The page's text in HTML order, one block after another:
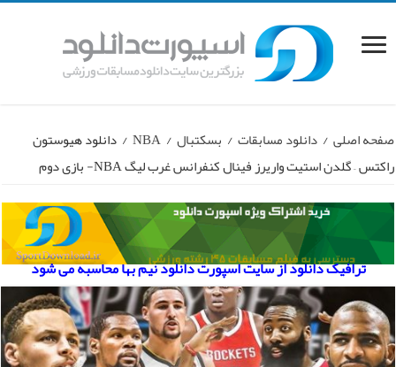
صفحه اصلی / دانلود مسابقات / بسکتبال /
NBA
/ دانلود هیوستون
راکتس – گلدن استیت واریرز فینال کنفرانس غرب لیگ NBA- بازی دوم
ترافیک دانلود از سایت اسپورت دانلود نیم بها محاسبه می شود